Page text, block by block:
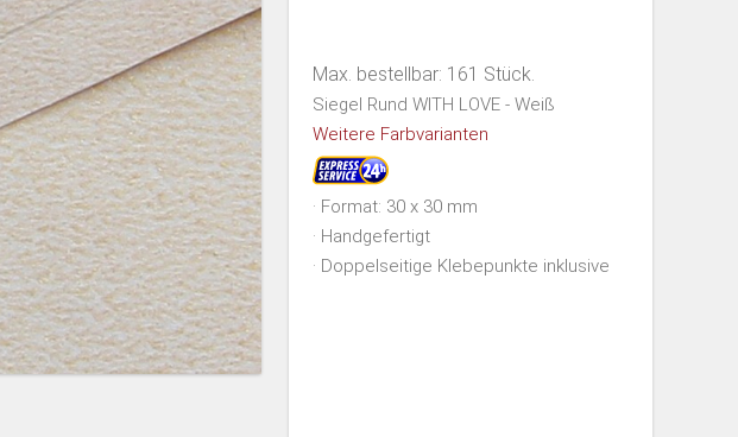
Max. bestellbar: 161 Stück.
Siegel Rund WITH LOVE - Weiß
Weitere Farbvarianten
· Format: 30 x 30 mm
· Handgefertigt
· Doppelseitige Klebepunkte inklusive